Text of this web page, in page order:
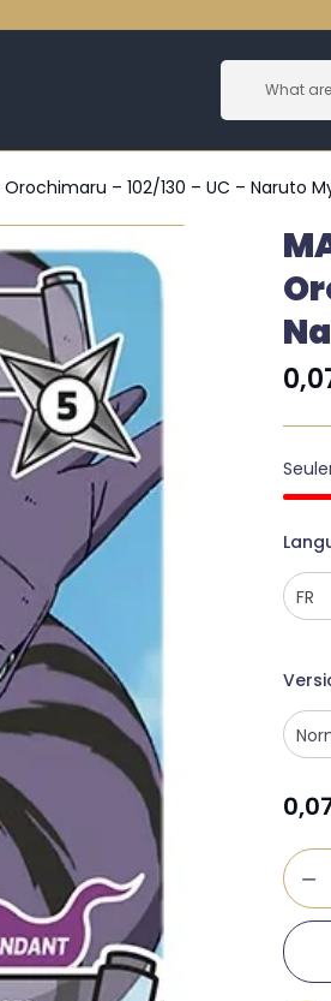
– 102/130 – UC – Naruto